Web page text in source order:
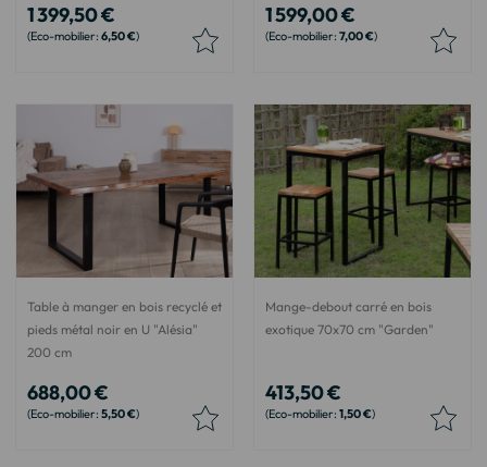
1 399,50 €
6,50 €
1 599,00 €
7,00 €
Table à manger en bois recyclé et
pieds métal noir en U "Alésia"
200 cm
688,00 €
5,50 €
Mange-debout carré en bois
exotique 70x70 cm "Garden"
413,50 €
1,50 €